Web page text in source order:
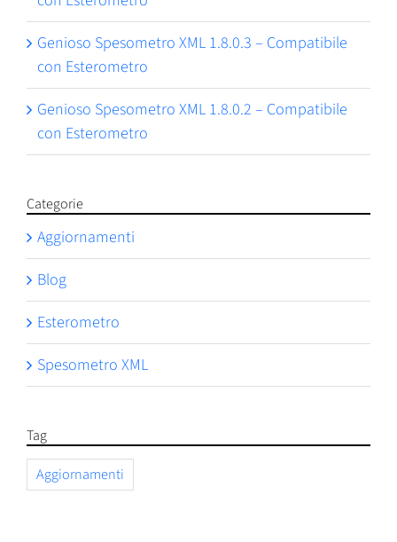
Genioso Spesometro XML 1.8.0.3 – Compatibile
con Esterometro
Genioso Spesometro XML 1.8.0.2 – Compatibile
con Esterometro
Categorie
Aggiornamenti
Blog
Esterometro
Spesometro XML
Tag
Aggiornamenti